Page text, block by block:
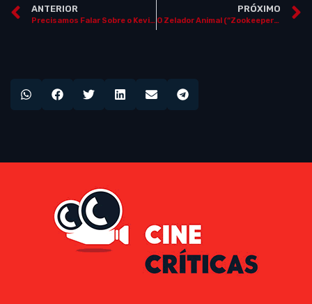
ANTERIOR
Precisamos Falar Sobre o Kevin (“We Need to Talk About Kevin”)
PRÓXIMO
O Zelador Animal (“Zookeeper”, EUA, 2011)